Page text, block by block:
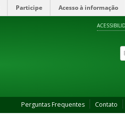
Participe Acesso à informação
Perguntas Frequentes Contato